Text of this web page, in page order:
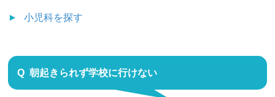
小児科を探す
朝起きられず学校に行けない